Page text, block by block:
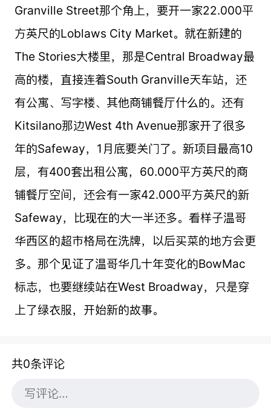
Granville Street那个角上，要开一家22.000平
方英尺的Loblaws City Market。就在新建的
The Stories大楼里，那是Central Broadway最
高的楼，直接连着South Granville天车站，还
有公寓、写字楼、其他商铺餐厅什么的。还有
Kitsilano那边West 4th Avenue那家开了很多
年的Safeway，1月底要关门了。新项目最高10
层，有400套出租公寓，60.000平方英尺的商
铺餐厅空间，还会有一家42.000平方英尺的新
Safeway，比现在的大一半还多。看样子温哥
华西区的超市格局在洗牌，以后买菜的地方会更
多。那个见证了温哥华几十年变化的BowMac
标志，也要继续站在West Broadway，只是穿
上了绿衣服，开始新的故事。
共0条评论